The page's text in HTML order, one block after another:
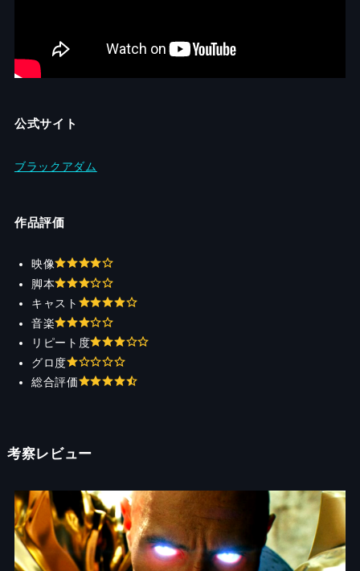
公式サイト
ブラックアダム
作品評価
映像
脚本
キャスト
音楽
リピート度
グロ度
総合評価
考察レビュー